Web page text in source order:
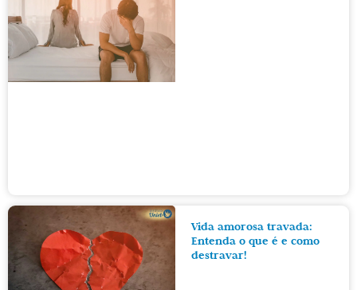
Vida amorosa travada:
Entenda o que é e como
destravar!